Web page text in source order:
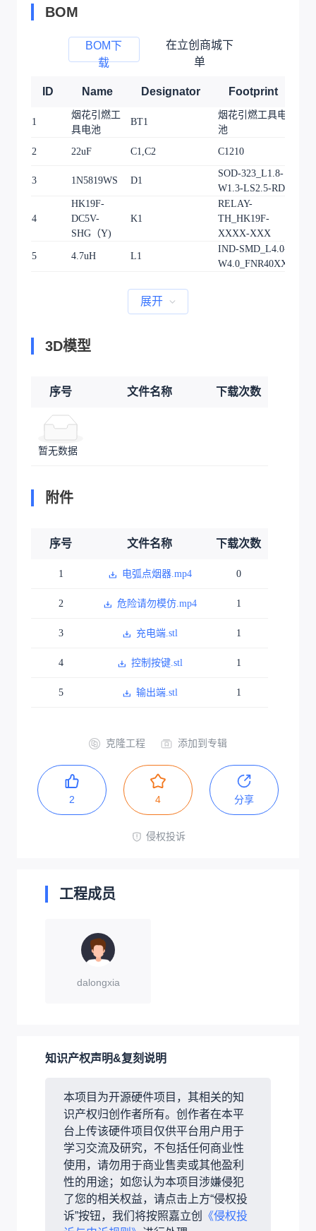
BOM
BOM下
载
在立创商城下
单
ID Name Designator Footprint
1
烟花引燃工
具电池
BT1
烟花引燃工具电
池
2 22uF C1,C2 C1210
3 1N5819WS D1
SOD-323_L1.8-
W1.3-LS2.5-RD
4
HK19F-
DC5V-
SHG（Y)
K1
RELAY-
TH_HK19F-
XXXX-XXX
5 4.7uH L1
IND-SMD_L4.0-
W4.0_FNR40XXS
展开
3D模型
序号 文件名称 下载次数
暂无数据
附件
序号 文件名称 下载次数
1 电弧点烟器.mp4 0
2 危险请勿模仿.mp4 1
3 充电端.stl 1
4 控制按键.stl 1
5 输出端.stl 1
克隆工程 添加到专辑
2 4 分享
侵权投诉
工程成员
dalongxia
知识产权声明&复刻说明
本项目为开源硬件项目，其相关的知
识产权归创作者所有。创作者在本平
台上传该硬件项目仅供平台用户用于
学习交流及研究，不包括任何商业性
使用，请勿用于商业售卖或其他盈利
性的用途；如您认为本项目涉嫌侵犯
了您的相关权益，请点击上方“侵权投
诉”按钮，我们将按照嘉立创
《侵权投